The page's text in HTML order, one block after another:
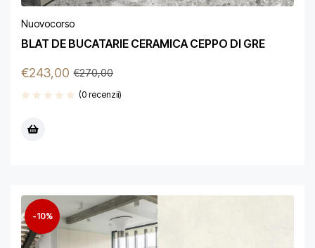
Nuovocorso
BLAT DE BUCATARIE CERAMICA CEPPO DI GRE
€270,00
€243,00
(0 recenzii)
-10%